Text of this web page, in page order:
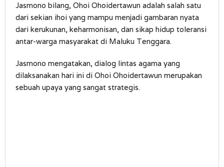
Jasmono bilang, Ohoi Ohoidertawun adalah salah satu
dari sekian ihoi yang mampu menjadi gambaran nyata
dari kerukunan, keharmonisan, dan sikap hidup toleransi
antar-warga masyarakat di Maluku Tenggara.
Jasmono mengatakan, dialog lintas agama yang
dilaksanakan hari ini di Ohoi Ohoidertawun merupakan
sebuah upaya yang sangat strategis.